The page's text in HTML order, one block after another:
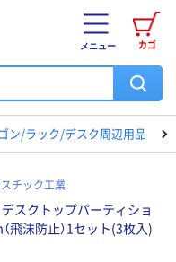
カゴ
メニュー
ン/ラック/デスク周辺用品
チック工業
スクトップパーティショ
飛沫防止）1セット(3枚入)